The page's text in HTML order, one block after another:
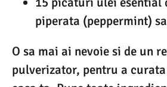
piperata (peppermint)
O sa mai ai nevoie si de un
pulverizator, pentru a